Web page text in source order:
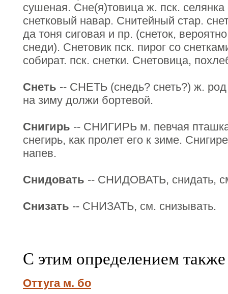
сушеная. Сне(я)товица ж. пск.
снетковый навар. Снитейный стар.
да тоня сиговая и пр. (снеток,
снеди). Снетовик пск. пирог со
собират. пск. снетки. Снетовица,
Снеть -- СНЕТЬ (снедь? снеть?) ж. род
на зиму должи бортевой.
Снигирь -- СНИГИРЬ м. певчая
снегирь, как пролет его к зиме.
напев.
Снидовать -- СНИДОВАТЬ, снидать,
Снизать -- СНИЗАТЬ, см. снизывать.
С этим определением
Оттуга м. бо